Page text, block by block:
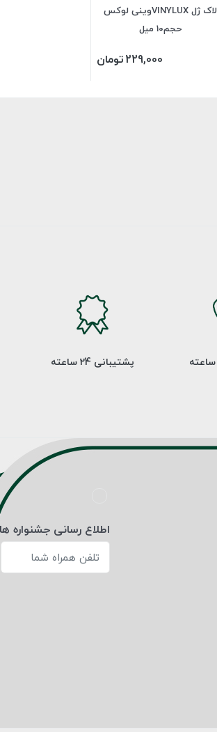
لاک ژل VINYLUXوینی لوکس
حجم10 میل
229,000تومان
پشتیبانی 24 ساعته
اطلاع رسانی جشنواره